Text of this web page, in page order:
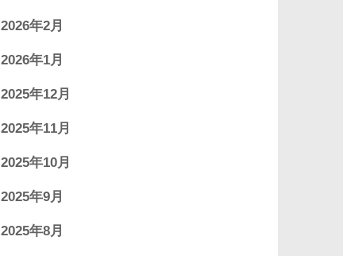
2026年2月
2026年1月
2025年12月
2025年11月
2025年10月
2025年9月
2025年8月